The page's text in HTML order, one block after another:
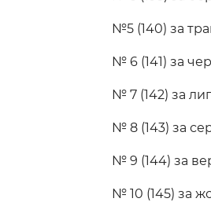
№5 (140) за
№ 6 (141) за
№ 7 (142) за
№ 8 (143) за
№ 9 (144) за
№ 10 (145) за